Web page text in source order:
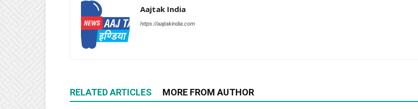
Aajtak India
https://aajtakindia.com
RELATED ARTICLES MORE FROM AUTHOR